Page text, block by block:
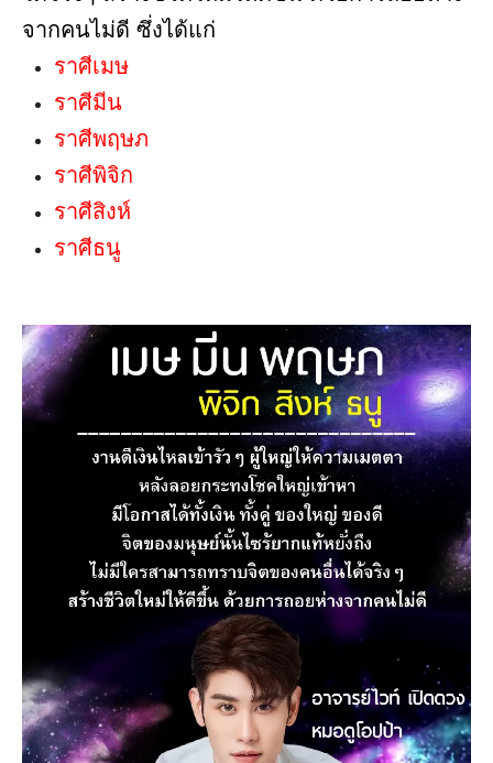
จากคนไม่ดี ซึ่งได้แก่
ราศีเมษ
ราศีมีน
ราศีพฤษภ
ราศีพิจิก
ราศีสิงห์
ราศีธนู